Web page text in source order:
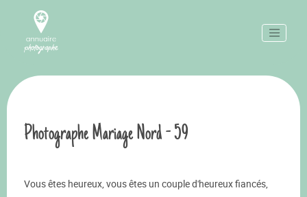
Photographe Mariage Nord - 59
Vous êtes heureux, vous êtes un couple d'heureux fiancés,